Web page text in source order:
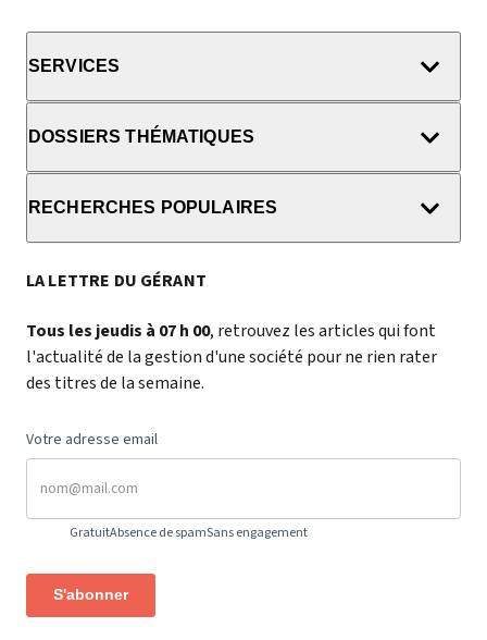
SERVICES
DOSSIERS THÉMATIQUES
RECHERCHES POPULAIRES
LA LETTRE DU GÉRANT
Tous les jeudis à 07 h 00, retrouvez les articles qui font
l'actualité de la gestion d'une société pour ne rien rater
des titres de la semaine.
Votre adresse email
GratuitAbsence de spamSans engagement
S'abonner